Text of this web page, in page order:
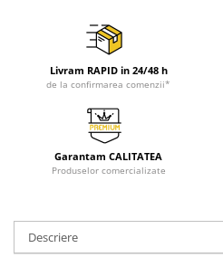
Livram RAPID in 24/48 h
de la confirmarea comenzii*
Garantam CALITATEA
Produselor comercializate
Descriere